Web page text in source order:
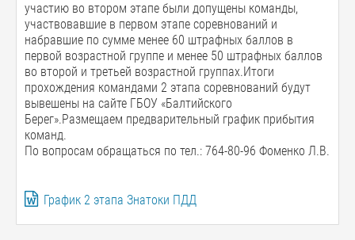
участию во втором этапе были допущены команды,
участвовавшие в первом этапе соревнований и
набравшие по сумме менее 60 штрафных баллов в
первой возрастной группе и менее 50 штрафных баллов
во второй и третьей возрастной группах.Итоги
прохождения командами 2 этапа соревнований будут
вывешены на сайте ГБОУ «Балтийского
Берег».Размещаем предварительный график прибытия
команд.
По вопросам обращаться по тел.: 764-80-96 Фоменко Л.В.
График 2 этапа Знатоки ПДД